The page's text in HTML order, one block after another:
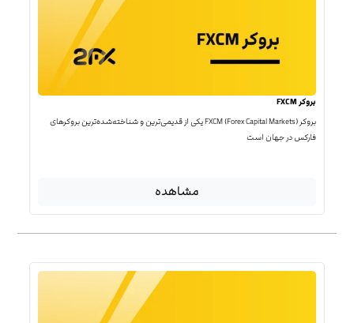
بروکر FXCM
بروکر FXCM (Forex Capital Markets) یکی از قدیمی‌ترین و شناخته‌شده‌ترین بروکرهای
فارکس در جهان است
مشاهده